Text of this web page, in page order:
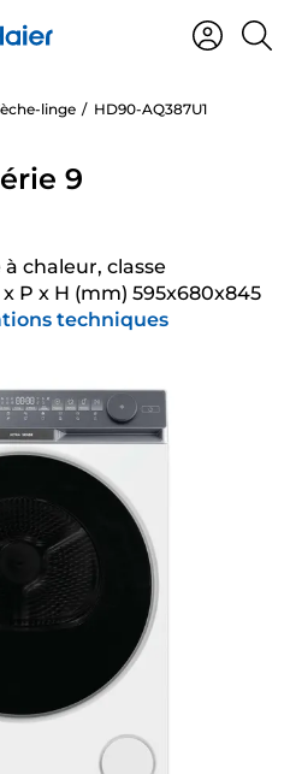
linge HD90-AQ387U1
9
chaleur, classe
P x H (mm) 595x680x845
techniques